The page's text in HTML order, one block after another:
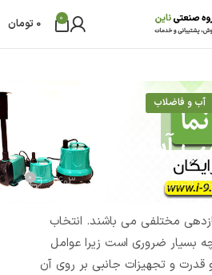
0
0 تومان
آب و فاضلاب
آبنما
آخرین بروز رسانی 06 آذر - 1403 0
مختلفی می باشند. انتخاب
بسیار ضروری است زیرا عوامل
قدرت و تجهیزات جانبی بر روی آن